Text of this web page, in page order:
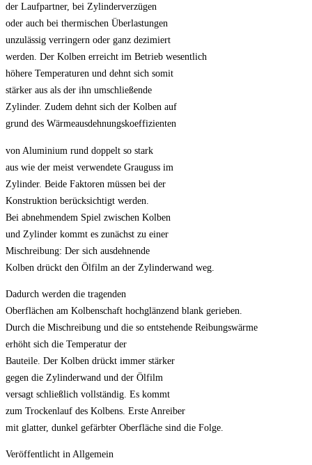
der Laufpartner, bei Zylinderverzügen
oder auch bei thermischen Überlastungen
unzulässig verringern oder ganz dezimiert
werden. Der Kolben erreicht im Betrieb wesentlich
höhere Temperaturen und dehnt sich somit
stärker aus als der ihn umschließende
Zylinder. Zudem dehnt sich der Kolben auf
grund des Wärmeausdehnungskoeffizienten
von Aluminium rund doppelt so stark
aus wie der meist verwendete Grauguss im
Zylinder. Beide Faktoren müssen bei der
Konstruktion berücksichtigt werden.
Bei abnehmendem Spiel zwischen Kolben
und Zylinder kommt es zunächst zu einer
Mischreibung: Der sich ausdehnende
Kolben drückt den Ölfilm an der Zylinderwand weg.
Dadurch werden die tragenden
Oberflächen am Kolbenschaft hochglänzend blank gerieben.
Durch die Mischreibung und die so entstehende Reibungswärme
erhöht sich die Temperatur der
Bauteile. Der Kolben drückt immer stärker
gegen die Zylinderwand und der Ölfilm
versagt schließlich vollständig. Es kommt
zum Trockenlauf des Kolbens. Erste Anreiber
mit glatter, dunkel gefärbter Oberfläche sind die Folge.
Veröffentlicht in Allgemein